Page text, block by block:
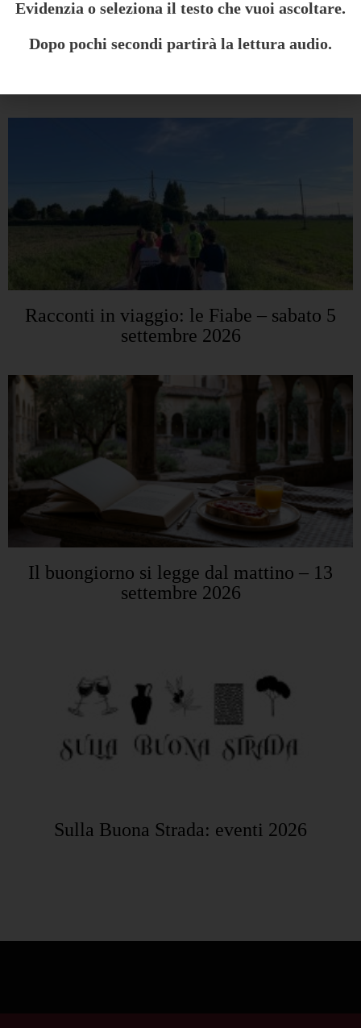
Racconti in viaggio: le Fiabe – sabato 5
settembre 2026
Il buongiorno si legge dal mattino – 13
settembre 2026
Sulla Buona Strada: eventi 2026
Evidenzia o seleziona il testo che vuoi ascoltare.
Dopo pochi secondi partirà la lettura audio.